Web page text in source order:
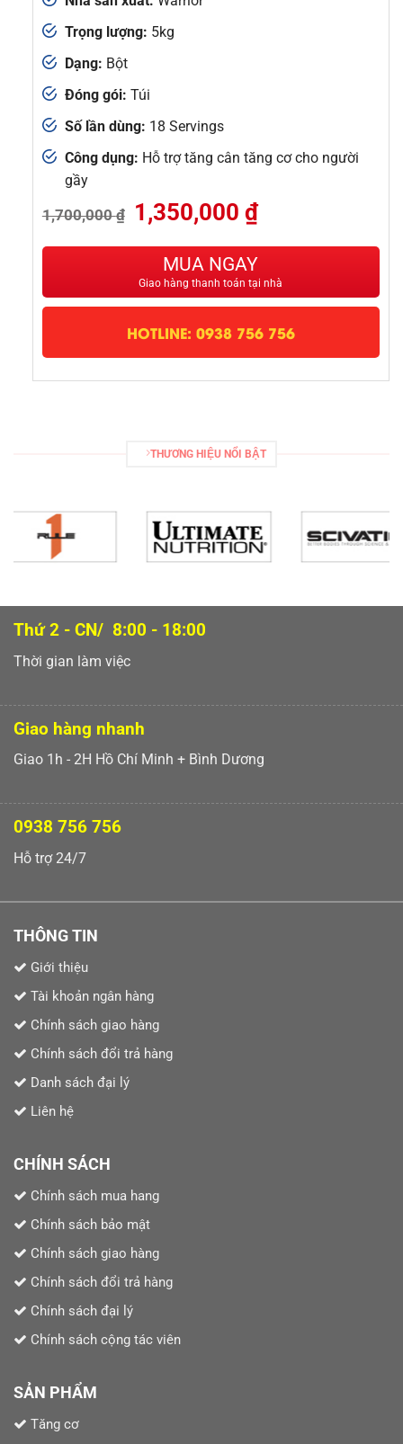
Trọng lượng: 5kg
Dạng: Bột
Đóng gói: Túi
Số lần dùng: 18 Servings
Công dụng: Hỗ trợ tăng cân tăng cơ cho người
gầy
1,700,000₫
Giá
gốc
là:
1,700,000 ₫.
1,350,000 ₫Giá
hiện
tại
là:
1,350,000 ₫.
MUA NGAY
Giao hàng thanh toán tại nhà
HOTLINE: 0938 756 756
THƯƠNG HIỆU NỔI BẬT
Thứ 2 - CN/ 8:00 - 18:00
Thời gian làm việc
Giao hàng nhanh
Giao 1h - 2H Hồ Chí Minh + Bình Dương
0938 756 756
Hỗ trợ 24/7
THÔNG TIN
Giới thiệu
Tài khoản ngân hàng
Chính sách giao hàng
Chính sách đổi trả hàng
Danh sách đại lý
Liên hệ
CHÍNH SÁCH
Chính sách mua hang
Chính sách bảo mật
Chính sách giao hàng
Chính sách đổi trả hàng
Chính sách đại lý
Chính sách cộng tác viên
SẢN PHẨM
Tăng cơ